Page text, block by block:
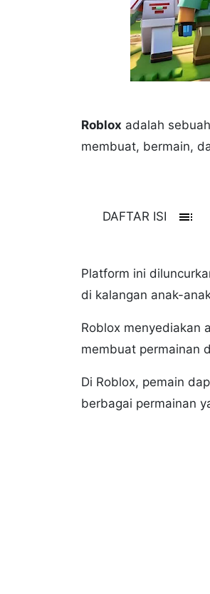
Roblox adalah
membuat, bermain,
DAFTAR ISI toc
Platform ini
di kalangan anak-
Roblox menyediakan
membuat permainan
Di Roblox, pemain
berbagai permainan